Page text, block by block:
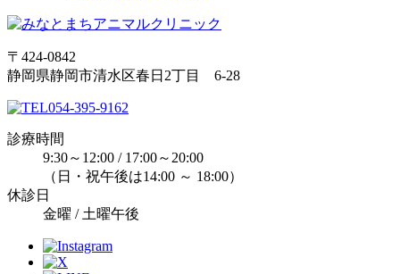
〒424-0842
静岡県静岡市清水区春日2丁目 6-28
054-395-9162
診療時間
9:30～12:00 / 17:00～20:00
（日・祝午後は14:00 ～ 18:00）
休診日
金曜 / 土曜午後